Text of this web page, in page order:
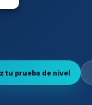
tu prueba de nivel